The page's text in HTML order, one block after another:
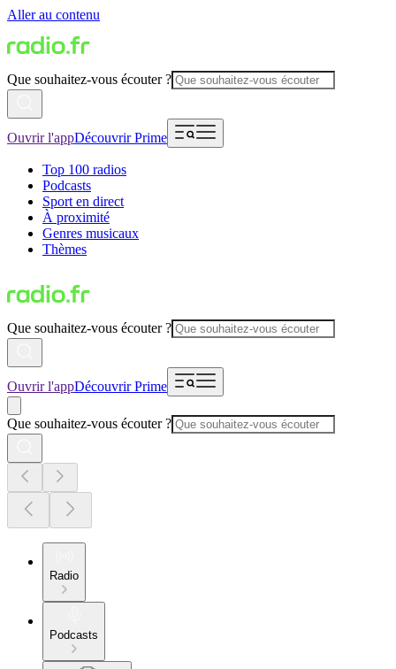
Aller au contenu
Que souhaitez-vous écouter ?
Ouvrir l'appDécouvrir Prime
Top 100 radios
Podcasts
Sport en direct
À proximité
Genres musicaux
Thèmes
Que souhaitez-vous écouter ?
Ouvrir l'appDécouvrir Prime
Que souhaitez-vous écouter ?
Radio
Podcasts